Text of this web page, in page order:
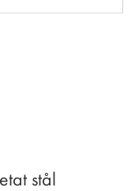
stål